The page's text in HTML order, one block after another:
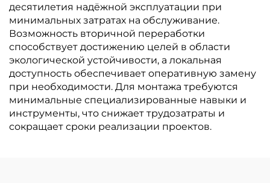
десятилетия надёжной эксплуатации при
минимальных затратах на обслуживание.
Возможность вторичной переработки
способствует достижению целей в области
экологической устойчивости, а локальная
доступность обеспечивает оперативную замену
при необходимости. Для монтажа требуются
минимальные специализированные навыки и
инструменты, что снижает трудозатраты и
сокращает сроки реализации проектов.